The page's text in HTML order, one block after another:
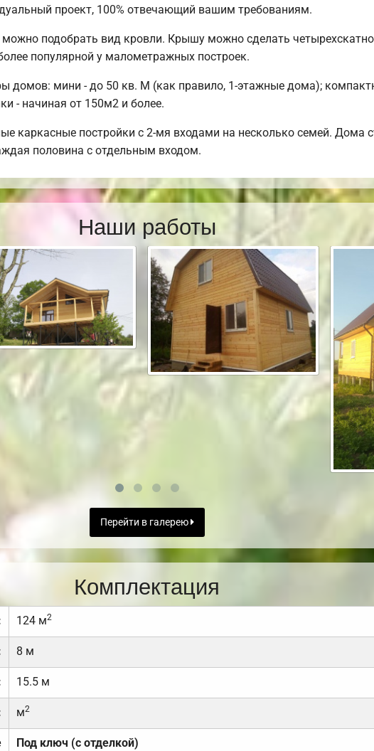
проект, 100% отвечающий вашим требованиям.
подобрать вид кровли. Крышу можно сделать
популярной у малометражных построек.
домов: мини - до 50 кв. М (как правило, 1-этажные дома);
- начиная от 150м2 и более.
каркасные постройки с 2-мя входами на несколько семей. Дома
половина с отдельным входом.
Наши работы
Перейти в галерею
Комплектация
124 м2
8 м
15.5 м
м2
Под ключ (с отделкой)